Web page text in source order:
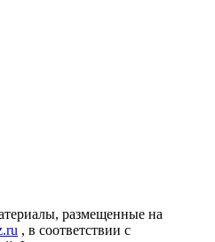
размещенные на
, в соответствии с